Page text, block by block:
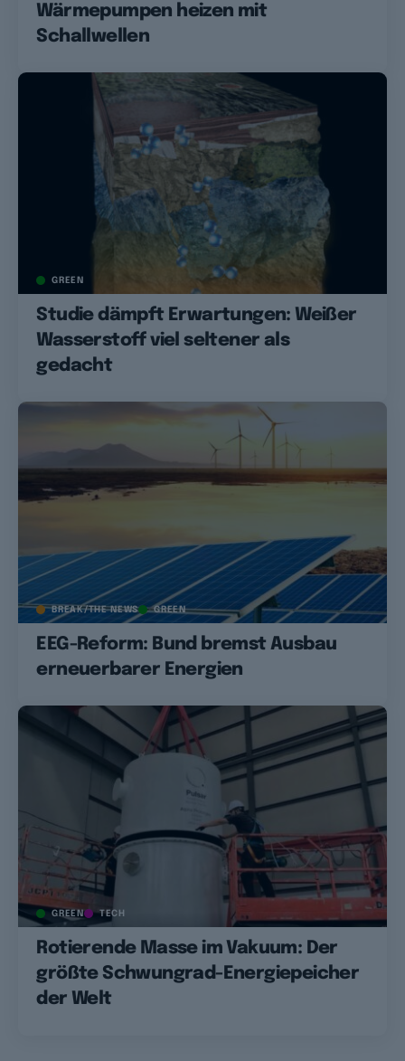
Wärmepumpen heizen mit
Schallwellen
GREEN
Studie dämpft Erwartungen: Weißer
Wasserstoff viel seltener als
gedacht
BREAK/THE NEWS GREEN
EEG-Reform: Bund bremst Ausbau
erneuerbarer Energien
GREEN TECH
Rotierende Masse im Vakuum: Der
größte Schwungrad-Energiepeicher
der Welt